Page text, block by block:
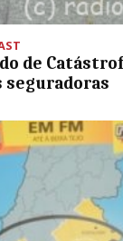
de
seguradoras